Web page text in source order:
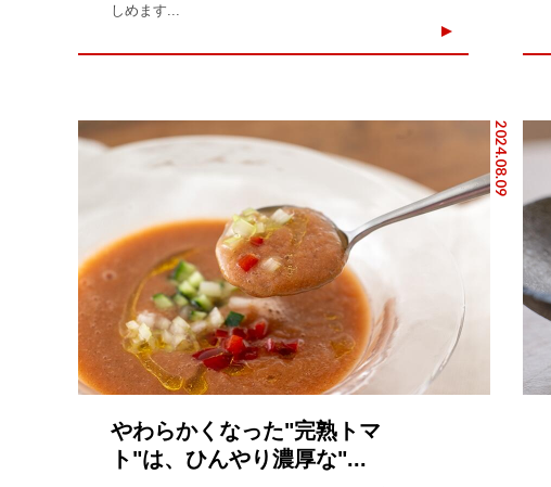
しめます...
2024.08.09
やわらかくなった"完熟トマ
ト"は、ひんやり濃厚な"...